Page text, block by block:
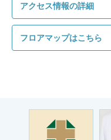
アクセス情報の詳細
フロアマップはこちら